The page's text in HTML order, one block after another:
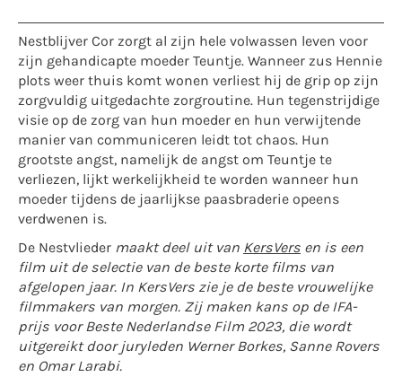
Nestblijver Cor zorgt al zijn hele volwassen leven voor
zijn gehandicapte moeder Teuntje. Wanneer zus Hennie
plots weer thuis komt wonen verliest hij de grip op zijn
zorgvuldig uitgedachte zorgroutine. Hun tegenstrijdige
visie op de zorg van hun moeder en hun verwijtende
manier van communiceren leidt tot chaos. Hun
grootste angst, namelijk de angst om Teuntje te
verliezen, lijkt werkelijkheid te worden wanneer hun
moeder tijdens de jaarlijkse paasbraderie opeens
verdwenen is.
De Nestvlieder maakt deel uit van KersVers en is een
film uit de selectie van de beste korte films van
afgelopen jaar. In KersVers zie je de beste vrouwelijke
filmmakers van morgen. Zij maken kans op de IFA-
prijs voor Beste Nederlandse Film 2023, die wordt
uitgereikt door juryleden Werner Borkes, Sanne Rovers
en Omar Larabi.